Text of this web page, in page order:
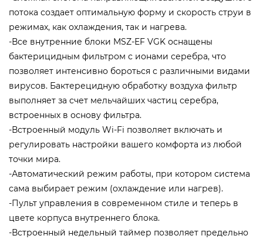
потока создает оптимальную форму и скорость струи в
режимах, как охлаждения, так и нагрева.
-Все внутренние блоки MSZ-EF VGK оснащены
бактерицидным фильтром с ионами серебра, что
позволяет интенсивно бороться с различными видами
вирусов. Бактерецидную обработку воздуха фильтр
выполняет за счет мельчайших частиц серебра,
встроенных в основу фильтра.
-Встроенный модуль Wi-Fi позволяет включать и
регулировать настройки вашего комфорта из любой
точки мира.
-Автоматический режим работы, при котором система
сама выбирает режим (охлаждение или нагрев).
-Пульт управления в современном стиле и теперь в
цвете корпуса внутреннего блока.
-Встроенный недельный таймер позволяет предельно